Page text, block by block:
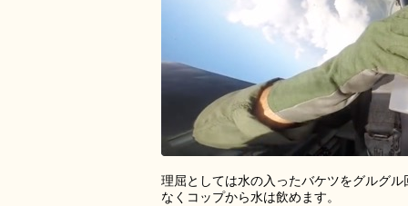
理屈としては水の入ったバケツをグルグ
なくコップから水は飲めます。